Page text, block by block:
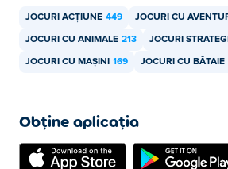
JOCURI ACȚIUNE 449 JOCURI CU
JOCURI CU ANIMALE 213 JOCURI
JOCURI CU MAȘINI 169 JOCURI CU BĂTAIE
Obține aplicația